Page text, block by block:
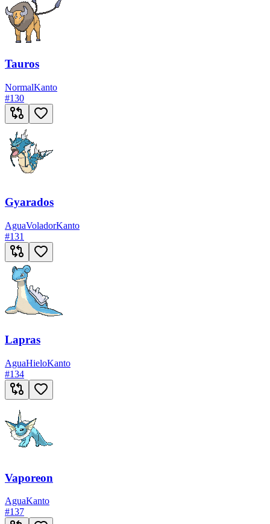
Tauros
NormalKanto
#130
Gyarados
AguaVoladorKanto
#131
Lapras
AguaHieloKanto
#134
Vaporeon
AguaKanto
#137